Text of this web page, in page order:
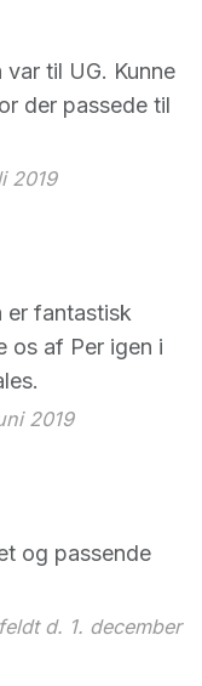
til UG. Kunne
der passede til
2019
er fantastisk
os af Per igen i
2019
og passende
d. 1. december